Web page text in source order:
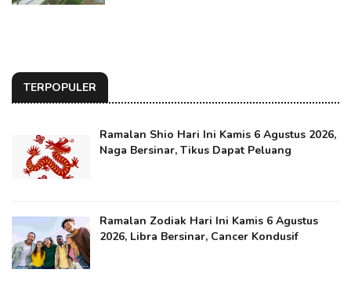
TERPOPULER
Ramalan Shio Hari Ini Kamis 6 Agustus 2026,
Naga Bersinar, Tikus Dapat Peluang
Ramalan Zodiak Hari Ini Kamis 6 Agustus
2026, Libra Bersinar, Cancer Kondusif